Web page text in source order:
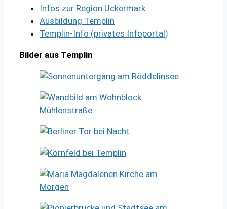
Infos zur Region Uckermark
Ausbildung Templin
Templin-Info (privates Infoportal)
Bilder aus Templin